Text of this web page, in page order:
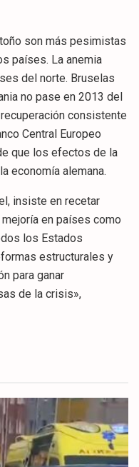
son más pesimistas
países. La anemia
del norte. Bruselas
no pase en 2013 del
consistente
Central Europeo
que los efectos de la
economía alemana.
insiste en recetar
en países como
los Estados
estructurales y
para ganar
de la crisis»,